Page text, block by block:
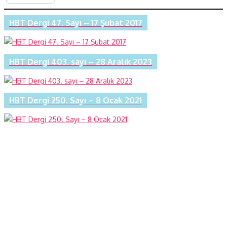
HBT Dergi 47. Sayı – 17 Şubat 2017
HBT Dergi 403. sayı – 28 Aralık 2023
HBT Dergi 250. Sayı – 8 Ocak 2021